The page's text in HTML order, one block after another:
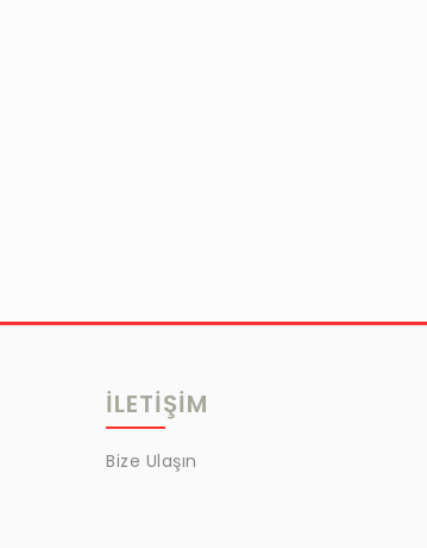
İLETİŞİM
Bize Ulaşın